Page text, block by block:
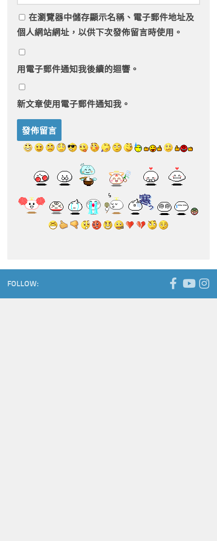
在瀏覽器中儲存顯示名稱、電子郵件地址及
個人網站網址，以供下次發佈留言時使用。
用電子郵件通知我後續的迴響。
新文章使用電子郵件通知我。
FOLLOW: